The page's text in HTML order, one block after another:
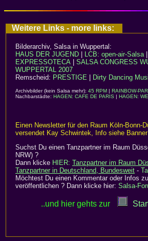
Weitere Links - more links:
Bilderarchiv, Salsa in Wuppertal:
HAUS DER JUGEND
LCB: open-air-Salsa|
EXPRESSOTECA
SALSA CONGRESS
WUPPERTAL 2007
Remscheid: PRESTIGE Dirty Dancing
Archivbilder (kein Salsa mehr): 45 RPM | RAINBOW-
Nachbarstädte: HAGEN: CAFE DE PARIS | HAGEN:
Einen Newsletter für den Raum Köln-Bonn-
versendet Kay Schwintek, Info siehe
Suchst Du einen Tanzpartner im Raum
NRW) ?
Dann klicke HIER: Tanzpartner im Raum
Tanzpartner in Deutschland, Bundesweit -
Möchtest Du einen Kommentar oder Infos
veröffentlichen ? Dann klicke hier: Salsa-
..und hier gehts zur